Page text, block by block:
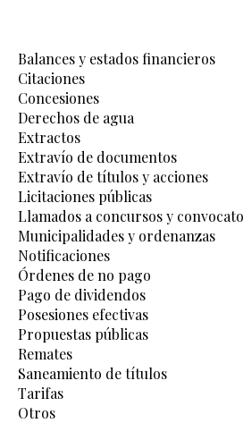
Balances y estados financieros
Citaciones
Concesiones
Derechos de agua
Extractos
Extravío de documentos
Extravío de títulos y acciones
Licitaciones públicas
Llamados a concursos y
Municipalidades y ordenanzas
Notificaciones
Órdenes de no pago
Pago de dividendos
Posesiones efectivas
Propuestas públicas
Remates
Saneamiento de títulos
Tarifas
Otros